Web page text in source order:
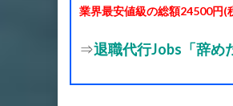
業界最安値級の総額24500円(
⇒退職代行Jobs「辞め